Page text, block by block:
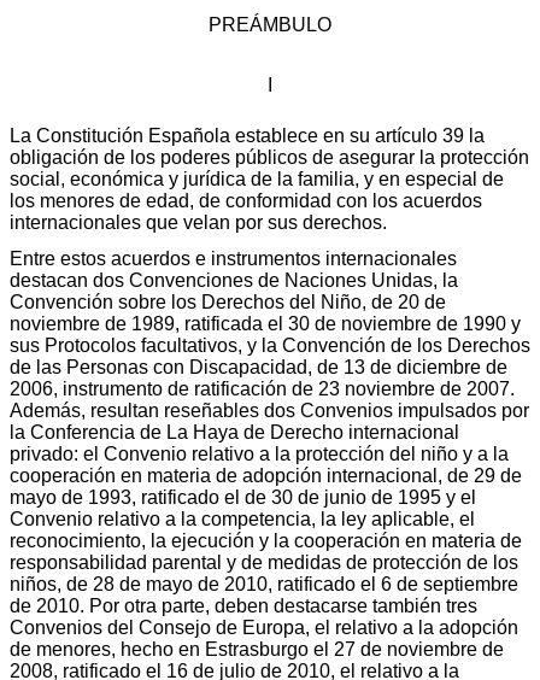
PREÁMBULO
La Constitución Española establece en su artículo 39 la
obligación de los poderes públicos de asegurar la protección
social, económica y jurídica de la familia, y en especial de
los menores de edad, de conformidad con los acuerdos
internacionales que velan por sus derechos.
Entre estos acuerdos e instrumentos internacionales
destacan dos Convenciones de Naciones Unidas, la
Convención sobre los Derechos del Niño, de 20 de
noviembre de 1989, ratificada el 30 de noviembre de 1990 y
sus Protocolos facultativos, y la Convención de los Derechos
de las Personas con Discapacidad, de 13 de diciembre de
2006, instrumento de ratificación de 23 noviembre de 2007.
Además, resultan reseñables dos Convenios impulsados por
la Conferencia de La Haya de Derecho internacional
privado: el Convenio relativo a la protección del niño y a la
cooperación en materia de adopción internacional, de 29 de
mayo de 1993, ratificado el de 30 de junio de 1995 y el
Convenio relativo a la competencia, la ley aplicable, el
reconocimiento, la ejecución y la cooperación en materia de
responsabilidad parental y de medidas de protección de los
niños, de 28 de mayo de 2010, ratificado el 6 de septiembre
de 2010. Por otra parte, deben destacarse también tres
Convenios del Consejo de Europa, el relativo a la adopción
de menores, hecho en Estrasburgo el 27 de noviembre de
2008, ratificado el 16 de julio de 2010, el relativo a la